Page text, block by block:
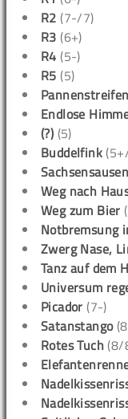
R2 (7-/7)
R3 (6+)
R4 (5-)
R5 (5)
Pannenstreifen
Endlose
(?) (5)
Buddelfink
Sachsensausen
Weg nach
Weg zum Bier
Notbremsung
Zwerg Nase,
Tanz auf dem
Universum
Picador (7-)
Satanstango
Rotes Tuch (8/